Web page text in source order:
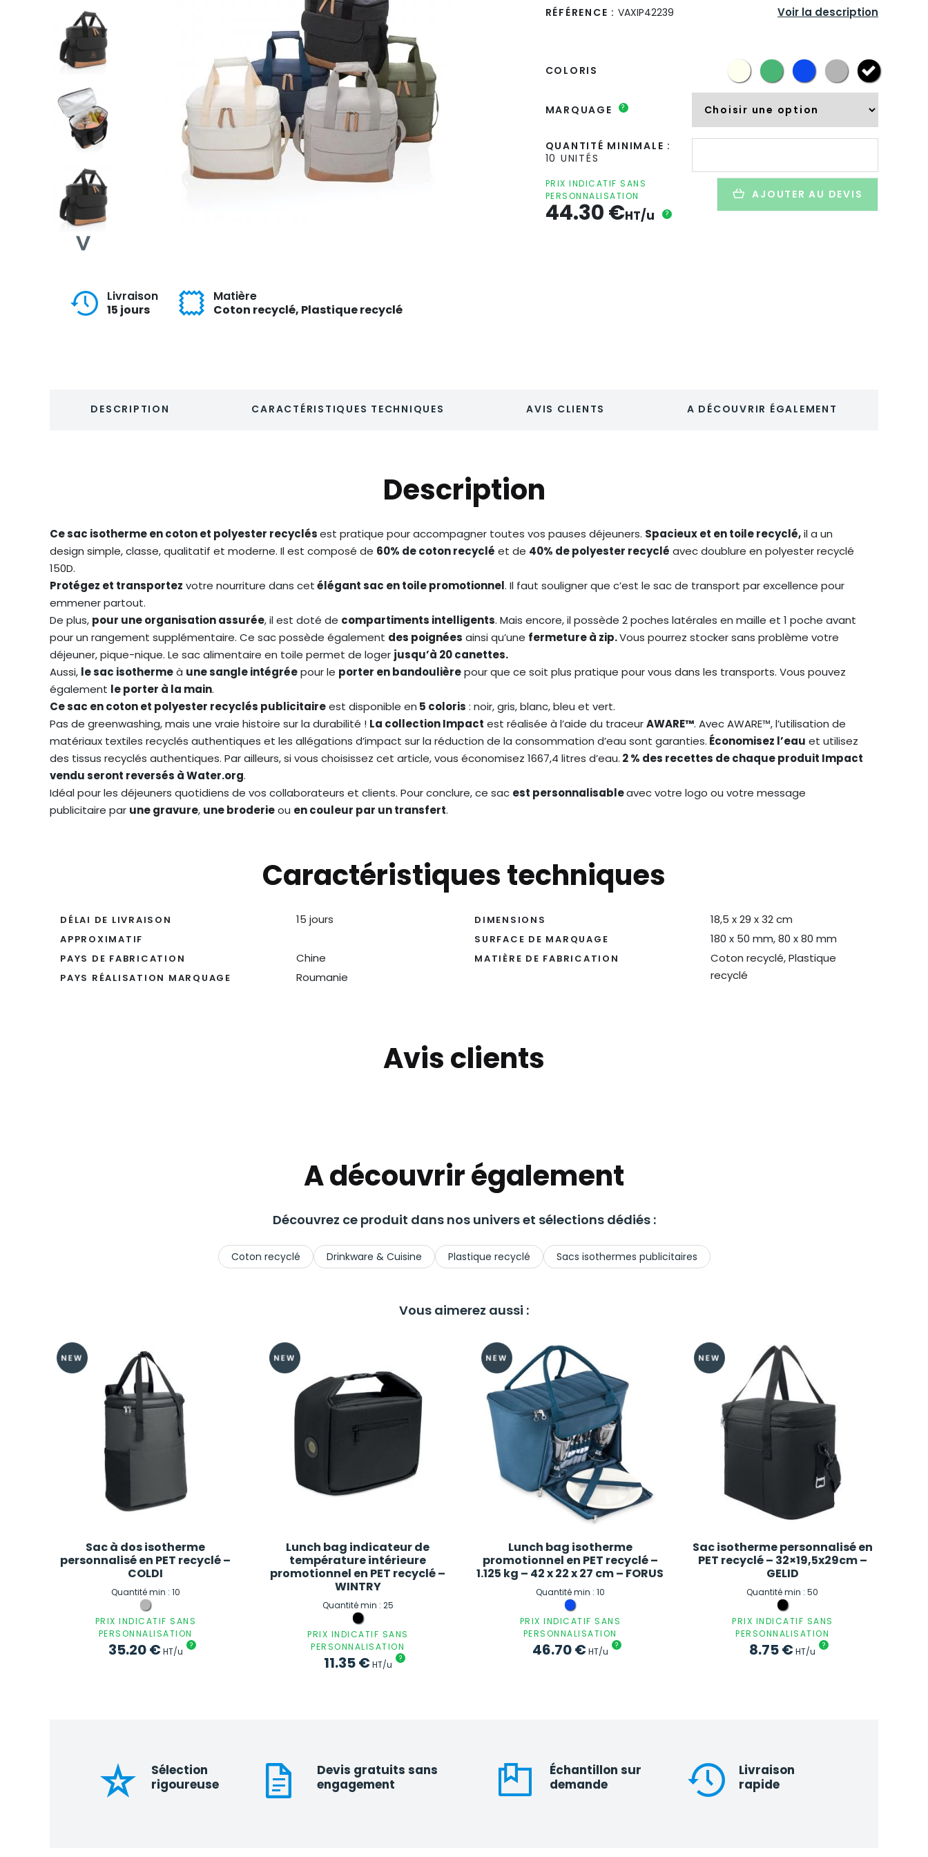
Livraison
15 jours
Matière
Coton recyclé, Plastique recyclé
RÉFÉRENCE : VAXIP42239 Voir la description
COLORIS
MARQUAGE ?
QUANTITÉ MINIMALE :
10 UNITÉS
quantité
Sac
isotherme
personnalisé
PRIX INDICATIF SANS
PERSONNALISATION
44.30€HT/u ?
AJOUTER AU DEVIS
DESCRIPTION CARACTÉRISTIQUES TECHNIQUES AVIS CLIENTS A DÉCOUVRIR ÉGALEMENT
Description
Ce sac isotherme en coton et polyester recyclésest pratique pour accompagner toutes vos pauses déjeuners. Spacieux et en toile recyclé,il a un
design simple, classe, qualitatif et moderne. Il est composé de 60% de coton recyclé et de 40% de polyester recyclé avec doublure en polyester recyclé
150D.
Protégez et transportez votre nourriture dans cetélégant sac en toile promotionnel. Il faut souligner que c’est le sac de transport par excellence pour
emmener partout.
De plus, pour une organisation assurée, il est doté de compartiments intelligents. Mais encore, il possède 2 poches latérales en maille et 1 poche avant
pour un rangement supplémentaire. Ce sac possède également des poignées ainsi qu’une fermeture à zip.Vous pourrez stocker sans problème votre
déjeuner, pique-nique. Le sac alimentaire en toile permet de loger jusqu’à 20 canettes.
Aussi, le sac isothermeà une sangle intégréepour le porter en bandoulièrepour que ce soit plus pratique pour vous dans les transports. Vous pouvez
également le porter à la main.
Ce sac en coton et polyester recyclés publicitaireest disponible en 5 coloris : noir, gris, blanc, bleu et vert.
Pas de greenwashing, mais une vraie histoire sur la durabilité ! La collection Impact est réalisée à l’aide du traceurAWARE™. Avec AWARE™, l’utilisation de
matériaux textiles recyclés authentiques et les allégations d’impact sur la réduction de la consommation d’eau sont garanties. Économisez l’eau et utilisez
des tissus recyclés authentiques. Par ailleurs, si vous choisissez cet article, vous économisez 1667,4 litres d’eau. 2 % des recettes de chaque produit Impact
vendu seront reversés à Water.org.
Idéal pour les déjeuners quotidiens de vos collaborateurs et clients. Pour conclure, ce sac est personnalisableavec votre logo ou votre message
publicitaire par une gravure, une broderieou en couleur par un transfert.
Caractéristiques techniques
DÉLAI DE LIVRAISON
APPROXIMATIF
15 jours
PAYS DE FABRICATION Chine
PAYS RÉALISATION MARQUAGE Roumanie
DIMENSIONS 18,5 x 29 x 32 cm
SURFACE DE MARQUAGE 180 x 50 mm, 80 x 80 mm
MATIÈRE DE FABRICATION
Coton recyclé, Plastique
recyclé
Avis clients
A découvrir également
Découvrez ce produit dans nos univers et sélections dédiés :
Coton recyclé Drinkware & Cuisine Plastique recyclé Sacs isothermes publicitaires
Vous aimerez aussi :
Sac à dos isotherme
personnalisé en PET recyclé –
COLDI
Quantité min : 10
PRIX INDICATIF SANS
PERSONNALISATION
35.20€HT/u
?
Lunch bag indicateur de
température intérieure
promotionnel en PET recyclé –
WINTRY
Quantité min : 25
PRIX INDICATIF SANS
PERSONNALISATION
11.35€HT/u
?
Lunch bag isotherme
promotionnel en PET recyclé –
1.125 kg – 42 x 22 x 27 cm – FORUS
Quantité min : 10
PRIX INDICATIF SANS
PERSONNALISATION
46.70€HT/u
?
Sac isotherme personnalisé en
PET recyclé – 32×19,5x29cm –
GELID
Quantité min : 50
PRIX INDICATIF SANS
PERSONNALISATION
8.75€HT/u
?
Sélection
rigoureuse
Devis gratuits sans
engagement
Échantillon sur
demande
Livraison
rapide